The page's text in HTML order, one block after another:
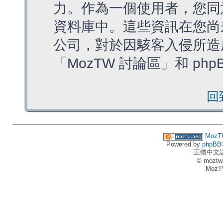
力。作為一個使用者，您
資料庫中。這些資訊在您
公司，對於因駭客入侵所
「MozTW 討論區」和
Powered by phpBB
正體中文
©